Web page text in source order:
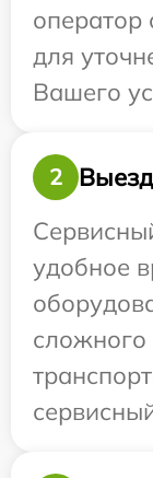
оператор
для
Вашего
2
удобное